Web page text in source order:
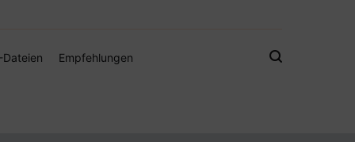
Empfehlungen